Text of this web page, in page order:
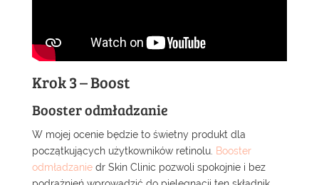
Krok 3 – Boost
Booster odmładzanie
W mojej ocenie będzie to świetny produkt dla
początkujących użytkowników retinolu. Booster
odmładzaniedr Skin Clinic pozwoli spokojnie i bez